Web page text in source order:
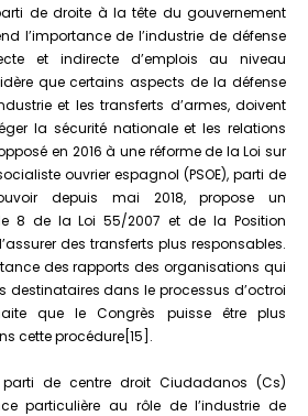
de droite à la tête du gouvernement
l’importance de l’industrie de défense
et indirecte d’emplois au niveau
que certains aspects de la défense
et les transferts d’armes, doivent
la sécurité nationale et les relations
en 2016 à une réforme de la Loi sur
ouvrier espagnol (PSOE), parti de
depuis mai 2018, propose un
8 de la Loi 55/2007 et de la Position
des transferts plus responsables.
des rapports des organisations qui
destinataires dans le processus d’octroi
que le Congrès puisse être plus
cette procédure[15].
de centre droit Ciudadanos (Cs)
particulière au rôle de l’industrie de